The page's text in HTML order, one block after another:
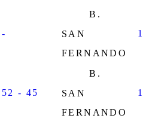
-
B.
SAN
FERNANDO
52 - 45
B.
SAN
FERNANDO